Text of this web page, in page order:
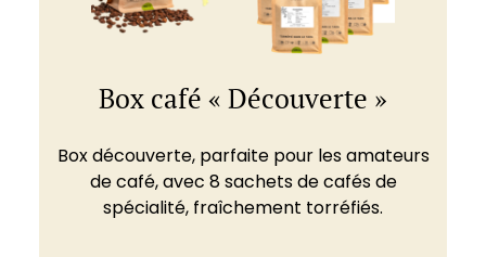
Box café « Découverte »
Box découverte, parfaite pour les amateurs
de café, avec 8 sachets de cafés de
spécialité, fraîchement torréfiés.